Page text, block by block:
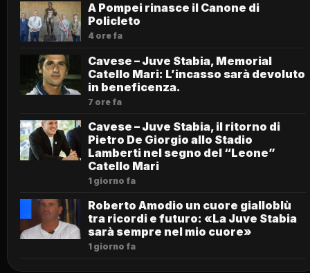
A Pompei rinasce il Canone di
Policleto
4 ore fa
Cavese – Juve Stabia, Memorial
Catello Mari: L’incasso sarà devoluto
in beneficenza.
7 ore fa
Cavese – Juve Stabia, il ritorno di
Pietro De Giorgio allo Stadio
Lamberti nel segno del “Leone”
Catello Mari
1 giorno fa
Roberto Amodio un cuore gialloblù
tra ricordi e futuro: «La Juve Stabia
sarà sempre nel mio cuore»
1 giorno fa